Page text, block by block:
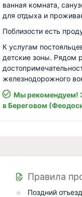
ванная комната,
для отдыха и
Поблизости есть
К услугам
детские зоны. Рядом
железнодорожного
Мы рекомендуем!
в Береговом
Правила
Поздний отъезд